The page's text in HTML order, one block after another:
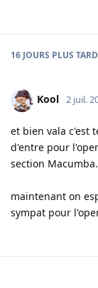
16 JOURS PLUS TARD
Kool 2 juil.
et bien vala c'est
d'entre pour
section
maintenant on
sympat pour